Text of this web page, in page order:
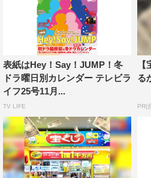
二宮和也＆松本潤
嵐トピ
『VS嵐』松本潤率いる映画「ナ
決
『天才！志村どうぶつ園』
映画「ラストレシピ～」イベント
注目番組解説
表紙はHey！Say！JUMP！冬
ドラ曜日別カレンダー テレビラ
イフ25号11月...
TV LIFE
る
PR(